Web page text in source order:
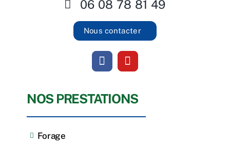
06 08 78 81 49
Nous contacter
NOS PRESTATIONS
Forage